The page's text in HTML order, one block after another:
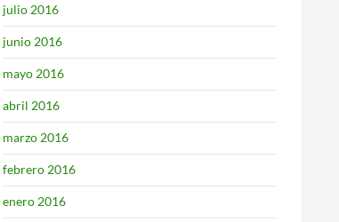
julio 2016
junio 2016
mayo 2016
abril 2016
marzo 2016
febrero 2016
enero 2016